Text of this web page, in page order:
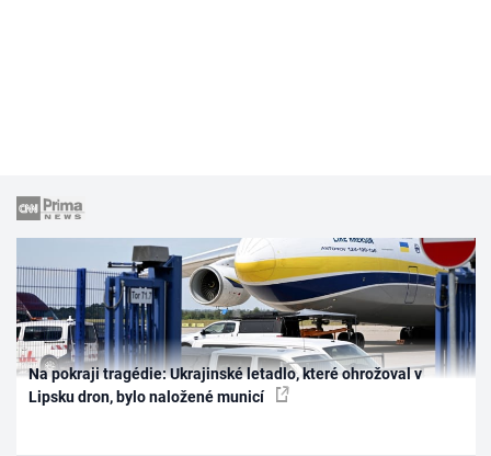
Na pokraji tragédie: Ukrajinské letadlo, které ohrožoval v
Lipsku dron, bylo naložené municí